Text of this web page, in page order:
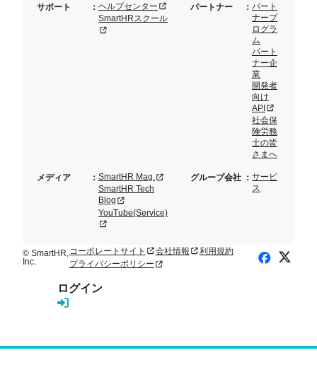
サポート ： ヘルプセンター 新規タブまたはウィンドウで開く
SmartHRスクール
新規タブまたはウィンドウで開く
メディア ： SmartHR Mag.新規タブまたはウィンドウで開く
SmartHR Tech
Blog 新規タブまたはウィンドウで開く
YouTube(Service)
新規タブまたはウィンドウで開く
パートナー ： パート
ナープ
ログラ
ム
パート
ナー企
業
開発者
向け
API新規タブま
社会保
険労務
士の皆
さまへ
グループ会社 ： サービ
ス
© SmartHR,
Inc.
コーポレートサイト 新規タブまたはウィンドウで開く
会社情報新規タブまたはウィンドウで開く
利用規約
プライバシーポリシー新規タブまたはウィンドウで開くFacebook
X
ログイン